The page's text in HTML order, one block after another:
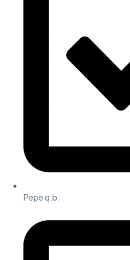
Pepe q.b.